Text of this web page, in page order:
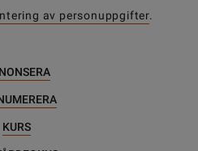
av personuppgifter.
KURS